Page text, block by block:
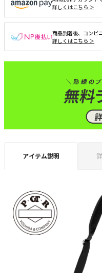
詳しくはこちら ＞
商品到着後、コンビ
詳しくはこちら ＞
アイテム説明